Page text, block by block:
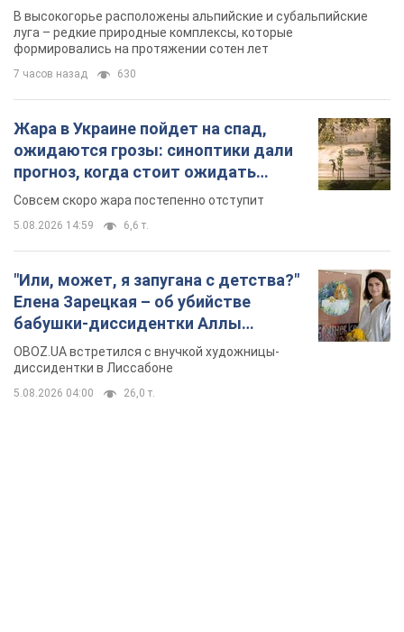
В высокогорье расположены альпийские и субальпийские
луга – редкие природные комплексы, которые
формировались на протяжении сотен лет
7 часов назад 630
Жара в Украине пойдет на спад,
ожидаются грозы: синоптики дали
прогноз, когда стоит ожидать
изменения погоды
Совсем скоро жара постепенно отступит
5.08.2026 14:59 6,6 т.
"Или, может, я запугана с детства?"
Елена Зарецкая – об убийстве
бабушки-диссидентки Аллы
Горской, критике сына Стуса и
бегстве в Португалию с пятью
детьми
OBOZ.UA встретился с внучкой художницы-
диссидентки в Лиссабоне
5.08.2026 04:00 26,0 т.